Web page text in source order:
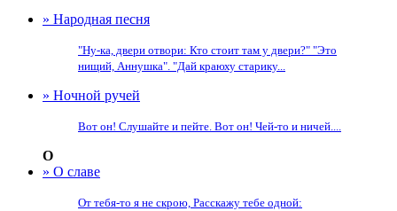
» Народная песня
"Ну-ка, двери отвори: Кто стоит там у двери?" "Это
нищий, Аннушка". "Дай краюху старику...
» Ночной ручей
Вот он! Слушайте и пейте. Вот он! Чей-то и ничей....
О
» О славе
От тебя-то я не скрою, Расскажу тебе одной: